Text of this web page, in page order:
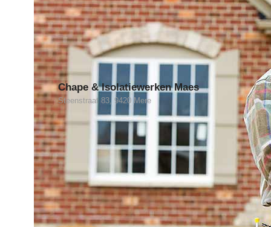
Chape & Isolatiewerken Maes
Steenstraat 83, 9420 Mere